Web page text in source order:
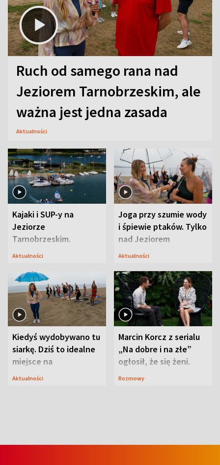
Ruch od samego rana nad
Jeziorem Tarnobrzeskim, ale
ważna jest jedna zasada
Aktualności
Kajaki i SUP-y na
Jeziorze
Tarnobrzeskim.
Przyrodnicy zwracają
Aktualności
Joga przy szumie wody
i śpiewie ptaków. Tylko
nad Jeziorem
Tarnobrzeskim
Aktualności
Kiedyś wydobywano tu
siarkę. Dziś to idealne
miejsce na
wypoczynek
Aktualności
Marcin Korcz z serialu
„Na dobre i na złe”
ogłosił, że się żeni.
Zdradził, co zmienił
Rozmowy